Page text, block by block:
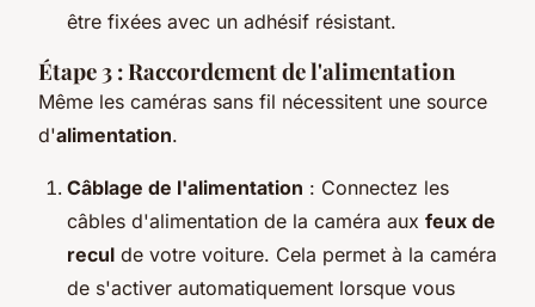
être fixées avec un adhésif résistant.
Étape 3 : Raccordement de l'alimentation
Même les caméras sans fil nécessitent une source
d'alimentation.
Câblage de l'alimentation : Connectez les
câbles d'alimentation de la caméra aux feux de
recul de votre voiture. Cela permet à la caméra
de s'activer automatiquement lorsque vous